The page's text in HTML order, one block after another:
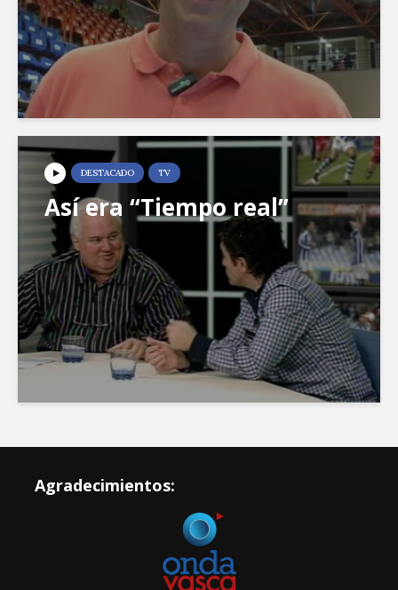
DESTACADO TV
Así era “Tiempo real”
Agradecimientos: